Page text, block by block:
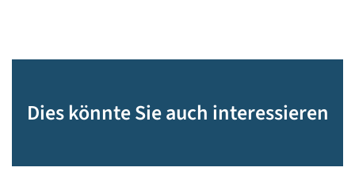
Dies könnte Sie auch interessieren